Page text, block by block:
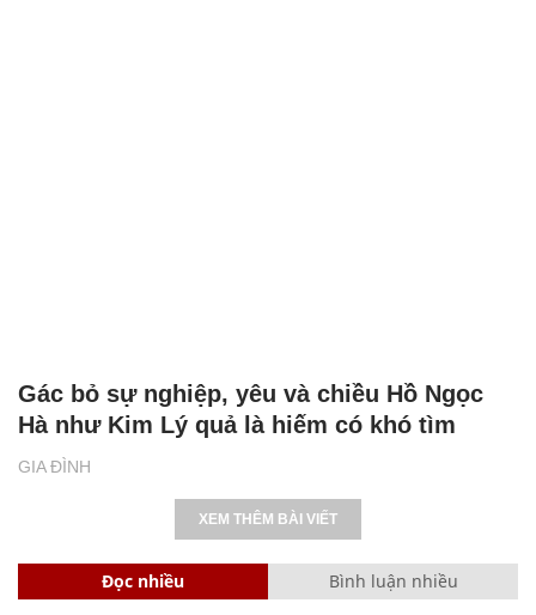
GIA ĐÌNH
Gác bỏ sự nghiệp, yêu và chiều Hồ Ngọc
Hà như Kim Lý quả là hiếm có khó tìm
XEM THÊM BÀI VIẾT
Đọc nhiều Bình luận nhiều